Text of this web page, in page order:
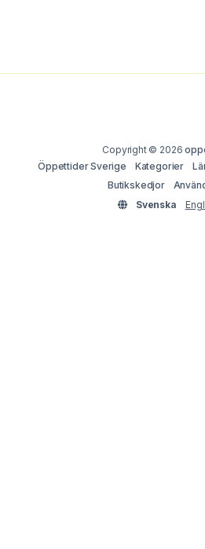
Copyright © 2026
Öppettider Sverige
Kategorier
Butikskedjor
Svenska